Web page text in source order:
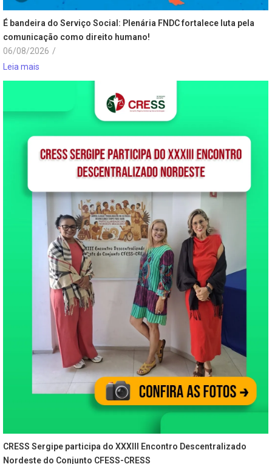
É bandeira do Serviço Social: Plenária FNDC fortalece luta pela
comunicação como direito humano!
06/08/2026 /
Leia mais
CRESS Sergipe participa do XXXIII Encontro Descentralizado
Nordeste do Conjunto CFESS-CRESS